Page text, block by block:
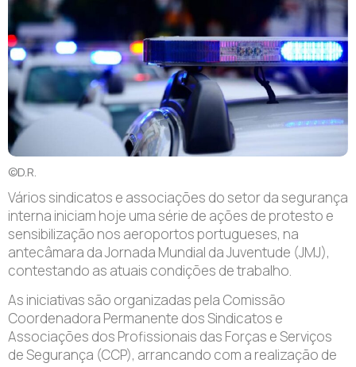
©D.R.
Vários sindicatos e associações do setor da segurança
interna iniciam hoje uma série de ações de protesto e
sensibilização nos aeroportos portugueses, na
antecâmara da Jornada Mundial da Juventude (JMJ),
contestando as atuais condições de trabalho.
As iniciativas são organizadas pela Comissão
Coordenadora Permanente dos Sindicatos e
Associações dos Profissionais das Forças e Serviços
de Segurança (CCP), arrancando com a realização de